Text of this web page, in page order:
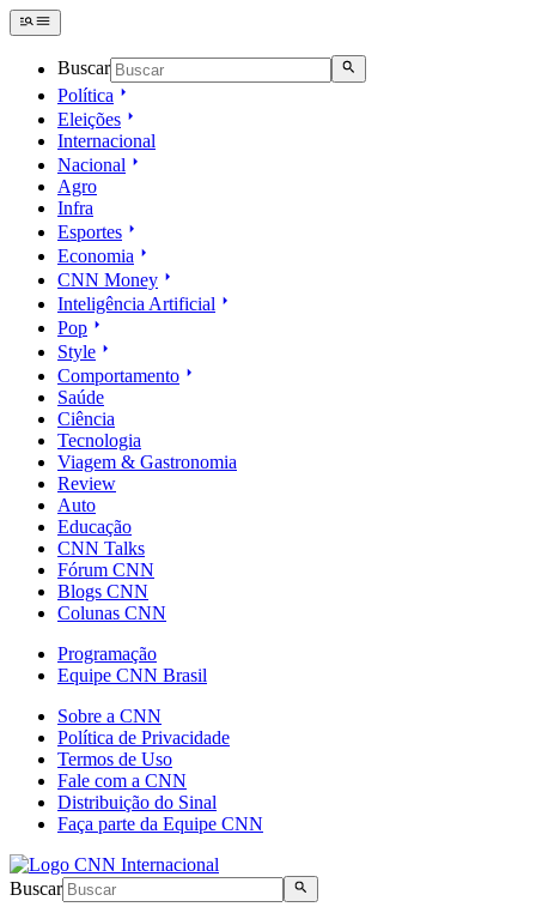
Buscar
Política
Eleições
Internacional
Nacional
Agro
Infra
Esportes
Economia
CNN Money
Inteligência Artificial
Pop
Style
Comportamento
Saúde
Ciência
Tecnologia
Viagem & Gastronomia
Review
Auto
Educação
CNN Talks
Fórum CNN
Blogs CNN
Colunas CNN
Programação
Equipe CNN Brasil
Sobre a CNN
Política de Privacidade
Termos de Uso
Fale com a CNN
Distribuição do Sinal
Faça parte da Equipe CNN
Buscar